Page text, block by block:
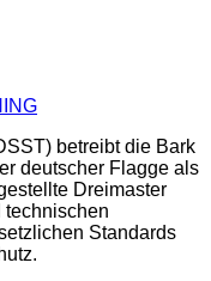
betreibt die Bark
deutscher Flagge als
Dreimaster
technischen
Standards